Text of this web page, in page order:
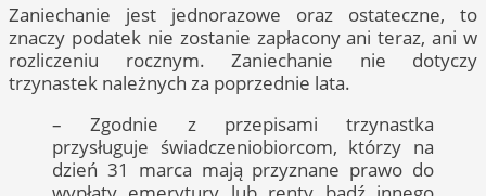
Zaniechanie jest jednorazowe oraz ostateczne, to
znaczy podatek nie zostanie zapłacony ani teraz, ani w
rozliczeniu rocznym. Zaniechanie nie dotyczy
trzynastek należnych za poprzednie lata.
– Zgodnie z przepisami trzynastka
przysługuje świadczeniobiorcom, którzy na
dzień 31 marca mają przyznane prawo do